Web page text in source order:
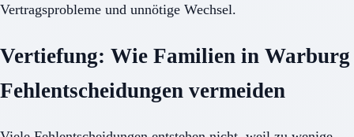
Vertragsprobleme und unnötige Wechsel.
Vertiefung: Wie Familien in Warburg
Fehlentscheidungen vermeiden